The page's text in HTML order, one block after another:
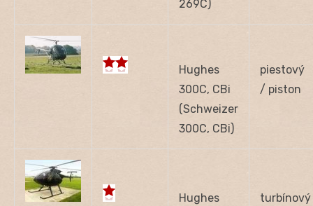
269C)
Hughes
300C, CBi
(Schweizer
300C, CBi)
piestový
/ piston
Hughes
turbínový